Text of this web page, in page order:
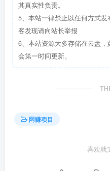
其真实性负责。
5、本站一律禁止以任何方式
客发现请向站长举报
6、本站资源大多存储在云盘
会第一时间更新。
网赚项目
喜欢就